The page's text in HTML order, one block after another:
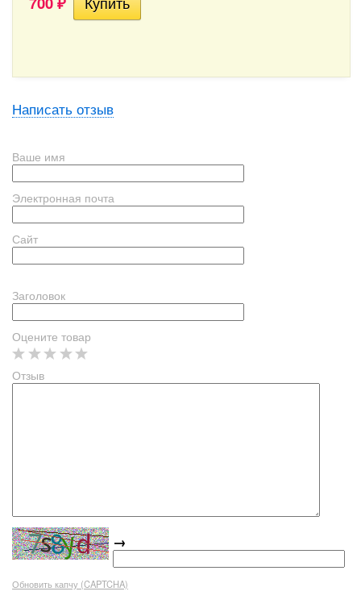
₽
Написать отзыв
Ваше имя
Электронная почта
Сайт
Заголовок
Оцените товар
Отзыв
→
Обновить капчу (CAPTCHA)